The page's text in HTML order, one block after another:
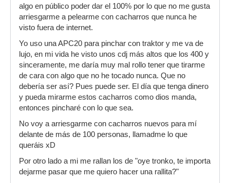
algo en público poder dar el 100% por lo que no me gusta
arriesgarme a pelearme con cacharros que nunca he
visto fuera de internet.
Yo uso una APC20 para pinchar con traktor y me va de
lujo, en mi vida he visto unos cdj más altos que los 400 y
sinceramente, me daría muy mal rollo tener que tirarme
de cara con algo que no he tocado nunca. Que no
debería ser así? Pues puede ser. El día que tenga dinero
y pueda mirarme estos cacharros como dios manda,
entonces pincharé con lo que sea.
No voy a arriesgarme con cacharros nuevos para mí
delante de más de 100 personas, llamadme lo que
queráis xD
Por otro lado a mi me rallan los de "oye tronko, te importa
dejarme pasar que me quiero hacer una rallita?"